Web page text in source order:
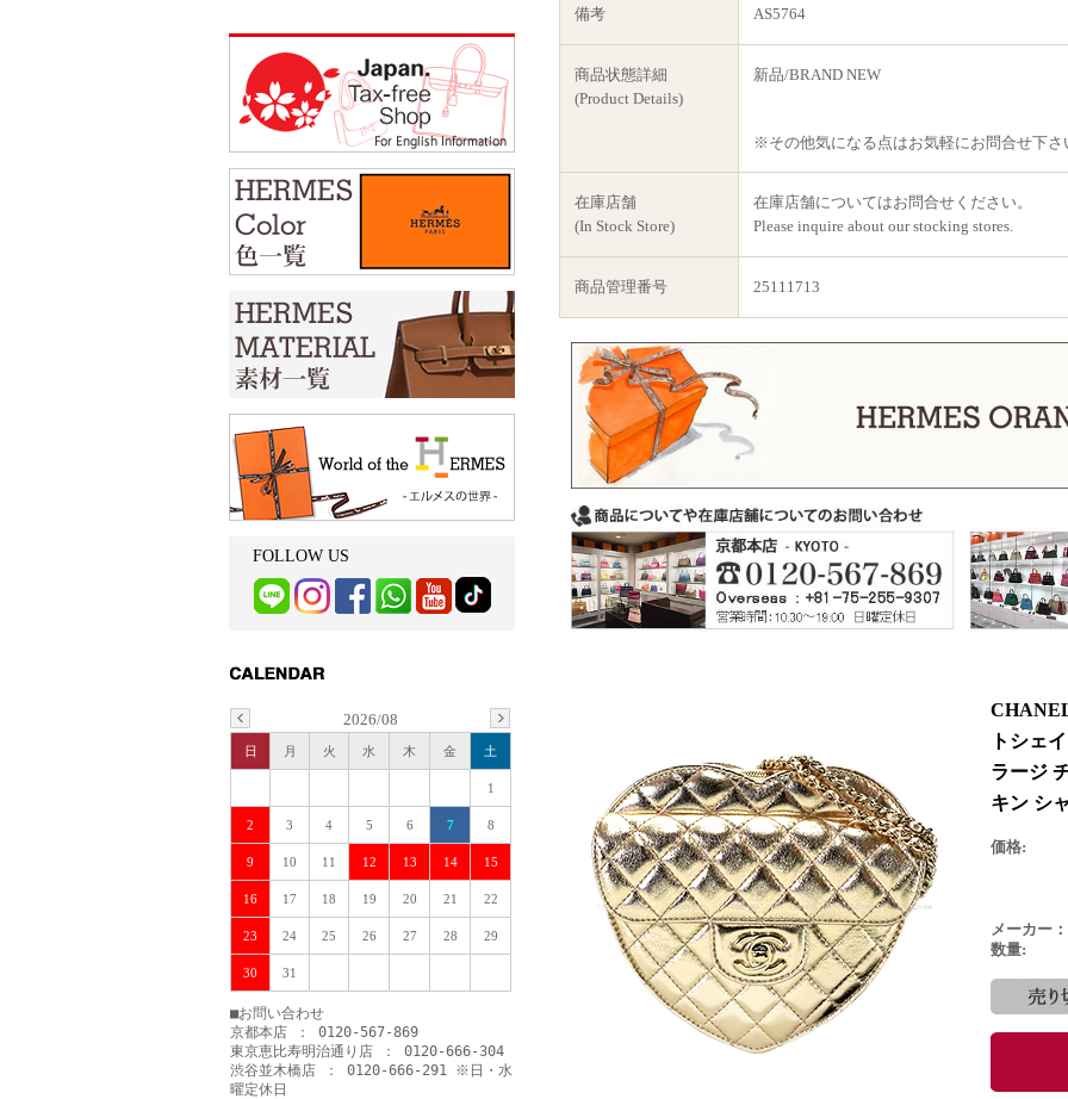
備考 AS5764
商品状態詳細
(Product Details)
新品/BRAND NEW
※その他気になる点はお気軽にお問合せ下さ
在庫店舗
(In Stock Store)
在庫店舗についてはお問合せください。
Please inquire about our stocking stores.
商品管理番号 25111713
トシェ
ラージ
キン シ
価格:
メーカー：
数量:
FOLLOW US
2026/08
日 月 火 水 木 金 土
1
2 3 4 5 6 7 8
9 10 11 12 13 14 15
16 17 18 19 20 21 22
23 24 25 26 27 28 29
30 31
■お問い合わせ
京都本店 ： 0120-567-869
東京恵比寿明治通り店 ： 0120-666-304
渋谷並木橋店 ： 0120-666-291 ※日・水
曜定休日